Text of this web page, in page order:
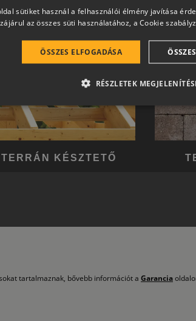
TERRÁN KÉSZTETŐ
tartalmaznak, bővebb információt a Garancia
sütiket használ a felhasználói élmény javítása
az összes süti használatához, a Cookie
ÖSSZES ELFOGADÁSA
RÉSZLETEK